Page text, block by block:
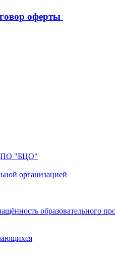
оферты
ДПО "БЦО"
организацией
образовательного